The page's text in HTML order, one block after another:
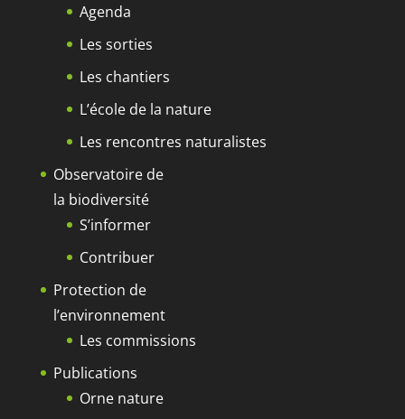
Agenda
Les sorties
Les chantiers
L’école de la nature
Les rencontres naturalistes
Observatoire de
la biodiversité
S’informer
Contribuer
Protection de
l’environnement
Les commissions
Publications
Orne nature